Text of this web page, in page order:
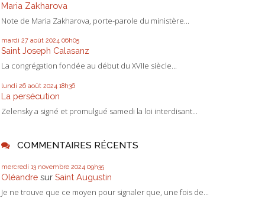
Maria Zakharova
Note de Maria Zakharova, porte-parole du ministère...
mardi 27 août 2024 06h05
Saint Joseph Calasanz
La congrégation fondée au début du XVIIe siècle...
lundi 26 août 2024 18h36
La persécution
Zelensky a signé et promulgué samedi la loi interdisant...
COMMENTAIRES RÉCENTS
mercredi 13 novembre 2024 09h35
Oléandre sur Saint Augustin
Je ne trouve que ce moyen pour signaler que, une fois de...